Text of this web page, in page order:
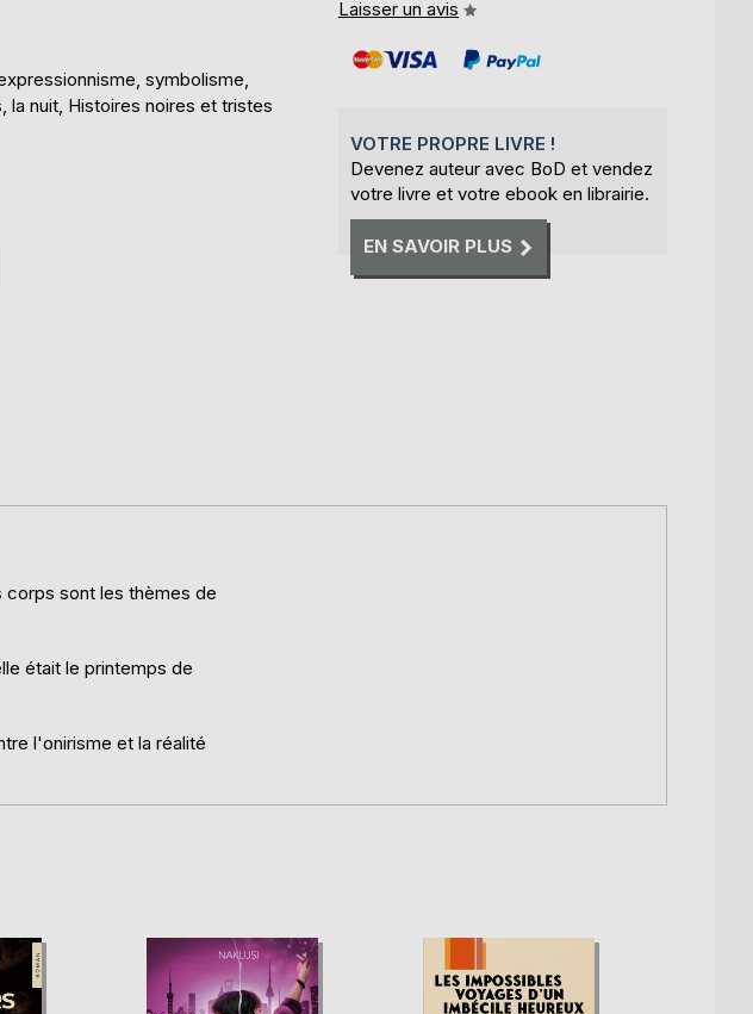
symbolisme,
nuit, Histoires noires et tristes
Laisser un avis
VOTRE PROPRE LIVRE !
Devenez auteur avec BoD et vendez
votre livre et votre ebook en librairie.
EN SAVOIR PLUS
corps sont les thèmes de
était le printemps de
l'onirisme et la réalité